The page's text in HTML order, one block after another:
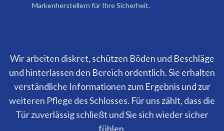
Markenherstellern für Ihre Sicherheit.
Wir arbeiten diskret, schützen Böden und Beschläge
und hinterlassen den Bereich ordentlich. Sie erhalten
verständliche Informationen zum Ergebnis und zur
weiteren Pflege des Schlosses. Für uns zählt, dass die
Tür zuverlässig schließt und Sie sich wieder sicher
fühlen.